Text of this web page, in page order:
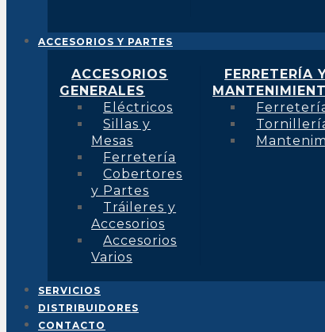
ACCESORIOS Y PARTES
ACCESORIOS
GENERALES
Eléctricos
Sillas y
Mesas
Ferretería
Cobertores
y Partes
Tráileres y
Accesorios
Accesorios
Varios
FERRETERÍA
SERVICIOS
DISTRIBUIDORES
CONTACTO